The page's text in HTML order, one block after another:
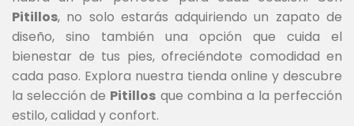
Pitillos, no solo estarás adquiriendo un zapato de
diseño, sino también una opción que cuida el
bienestar de tus pies, ofreciéndote comodidad en
cada paso. Explora nuestra tienda online y descubre
la selección de Pitillos que combina a la perfección
estilo, calidad y confort.